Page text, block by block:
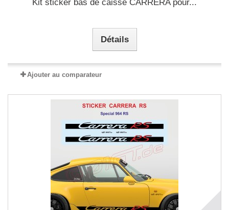
Kit sticker bas de caisse CARRERA pour...
Détails
Ajouter au comparateur